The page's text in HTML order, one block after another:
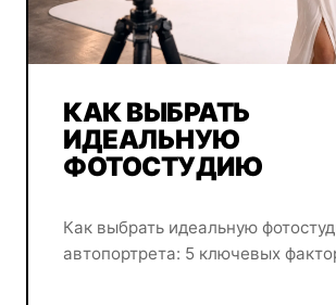
КАК ВЫБРАТЬ
ИДЕАЛЬНУЮ
ФОТОСТУДИЮ
Как выбрать идеальную
автопортрета: 5 ключевых